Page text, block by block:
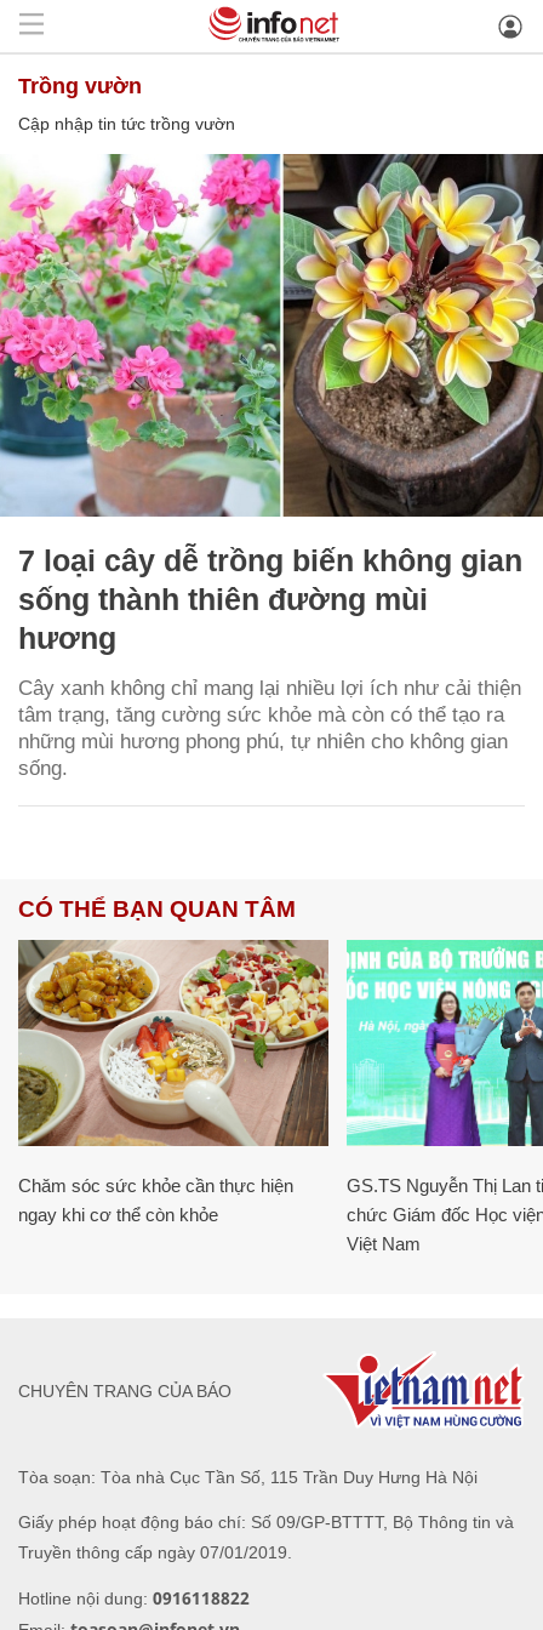
trồng vườn
Cập nhập tin tức trồng vườn
7 loại cây dễ trồng biến không gian
sống thành thiên đường mùi
hương
Cây xanh không chỉ mang lại nhiều lợi ích như cải thiện
tâm trạng, tăng cường sức khỏe mà còn có thể tạo ra
những mùi hương phong phú, tự nhiên cho không gian
sống.
CÓ THỂ BẠN QUAN TÂM
Chăm sóc sức khỏe cần thực hiện
ngay khi cơ thể còn khỏe
GS.TS Nguyễn Thị Lan
chức Giám đốc Học
Việt Nam
Tòa soạn: Tòa nhà Cục Tần Số, 115 Trần Duy Hưng Hà Nội
Giấy phép hoạt động báo chí: Số 09/GP-BTTTT, Bộ Thông tin và
Truyền thông cấp ngày 07/01/2019.
Hotline nội dung: 0916118822
CHUYÊN TRANG CỦA BÁO